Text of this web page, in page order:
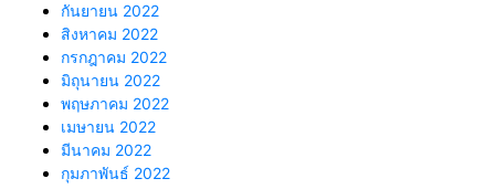
กันยายน 2022
สิงหาคม 2022
กรกฎาคม 2022
มิถุนายน 2022
พฤษภาคม 2022
เมษายน 2022
มีนาคม 2022
กุมภาพันธ์ 2022